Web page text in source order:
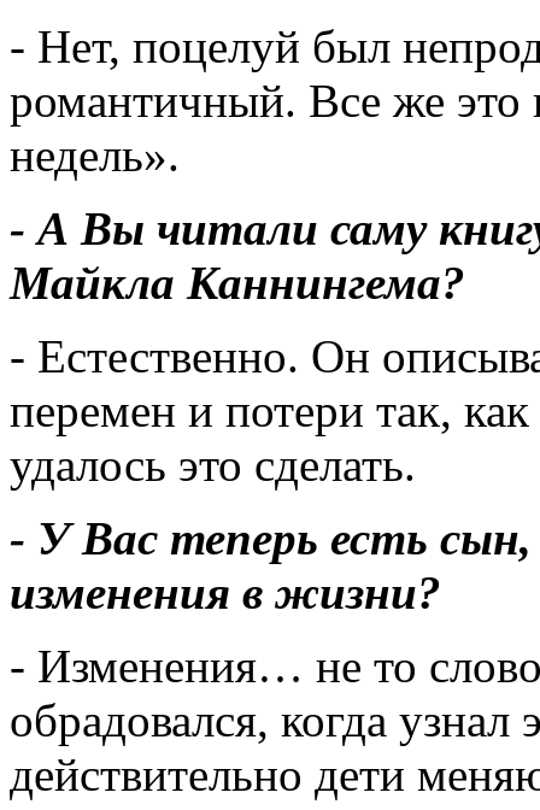
- Нет, поцелуй был
романтичный. Все же это
недель».
- А Вы читали саму
Майкла Каннингема?
- Естественно. Он
перемен и потери так,
удалось это сделать.
- У Вас теперь есть
изменения в жизни?
- Изменения… не то
обрадовался, когда узнал
действительно дети